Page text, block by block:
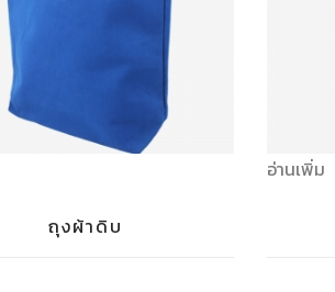
ถุงผ้าดิบ
อ่านเพิ่ม